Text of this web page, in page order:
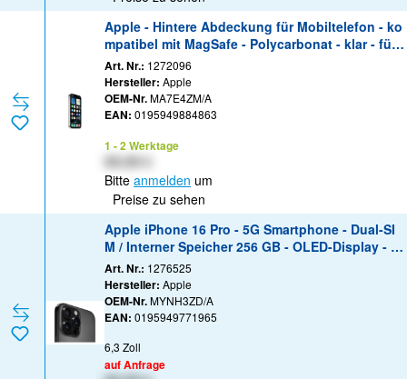
Apple - Hintere Abdeckung für Mobiltelefon - ko
mpatibel mit MagSafe - Polycarbonat - klar - für i
Phone 16 Pro
Art. Nr.: 1272096
Hersteller: Apple
OEM-Nr.MA7E4ZM/A
EAN: 0195949884863
1 - 2 Werktage
XX,XX €
Bitte anmelden um
Preise zu sehen
Apple iPhone 16 Pro - 5G Smartphone - Dual-SI
M / Interner Speicher 256 GB - OLED-Display - 6.
3" - 2
Art. Nr.: 1276525
Hersteller: Apple
OEM-Nr.MYNH3ZD/A
EAN: 0195949771965
6,3 Zoll
auf Anfrage